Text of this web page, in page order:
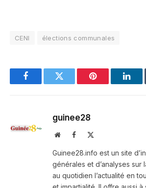
CENI élections communales
FacebookTwitter Pinterest
guinee28
WebsiteFacebook
Guinee28.info est un site
générales et d’analyses sur
au quotidien l’actualité en